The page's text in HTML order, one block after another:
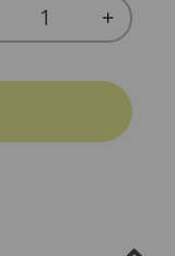
Quantity
+